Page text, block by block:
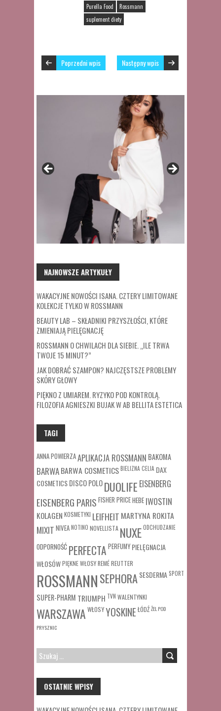
Purella Food
Rossmann
suplement diety
Poprzedni wpis Następny wpis
NAJNOWSZE ARTYKUŁY
WAKACYJNE NOWOŚCI ISANA. CZTERY LIMITOWANE
KOLEKCJE TYLKO W ROSSMANN
BEAUTY LAB – SKŁADNIKI PRZYSZŁOŚCI, KTÓRE
ZMIENIAJĄ PIELĘGNACJĘ
ROSSMANN O CHWILACH DLA SIEBIE. „ILE TRWA
TWOJE 15 MINUT?”
JAK DOBRAĆ SZAMPON? NAJCZĘSTSZE PROBLEMY
SKÓRY GŁOWY
PIĘKNO Z UMIAREM. RYZYKO POD KONTROLĄ.
FILOZOFIA AGNIESZKI BUJAK W AB BELLITA ESTETICA
TAGI
ANNA POWIERZAAPLIKACJA ROSSMANN BAKOMA
BARWABARWA COSMETICSBIELIZNA CELIA DAX
COSMETICSDISCO POLODUOLIFE EISENBERG
EISENBERG PARIS FISHER PRICEHEBE IWOSTIN
KOLAGEN KOSMETYKI LEIFHEIT MARTYNA ROKITA
MIXIT NIVEANOTINO NOVELLISTA NUXEODCHUDZANIE
ODPORNOŚĆ PERFECTA PERFUMY PIELĘGNACJA
WŁOSÓWPIĘKNE WŁOSYREMÉREUTTER
ROSSMANNSEPHORASESDERMA SPORT
SUPER-PHARM TRIUMPH TVN WALENTYNKI
WARSZAWA WŁOSYYOSKINE ŁÓDŹŻEL POD
PRYSZNIC
SZUKAJ:
OSTATNIE WPISY